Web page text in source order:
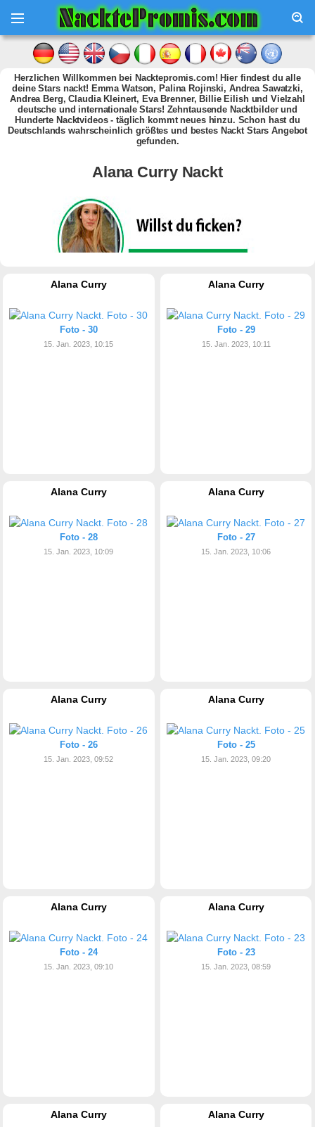
Herzlichen Willkommen bei Nacktepromis.com! Hier findest du alle
deine Stars nackt! Emma Watson, Palina Rojinski, Andrea Sawatzki,
Andrea Berg, Claudia Kleinert, Eva Brenner, Billie Eilish und Vielzahl
deutsche und internationale Stars! Zehntausende Nacktbilder und
Hunderte Nacktvideos - täglich kommt neues hinzu. Schon hast du
Deutschlands wahrscheinlich größtes und bestes Nackt Stars Angebot
gefunden.
Alana Curry Nackt
Alana Curry
Foto - 30
15. Jan. 2023, 10:15
Alana Curry
Foto - 29
15. Jan. 2023, 10:11
Alana Curry
Foto - 28
15. Jan. 2023, 10:09
Alana Curry
Foto - 27
15. Jan. 2023, 10:06
Alana Curry
Foto - 26
15. Jan. 2023, 09:52
Alana Curry
Foto - 25
15. Jan. 2023, 09:20
Alana Curry
Foto - 24
15. Jan. 2023, 09:10
Alana Curry
Foto - 23
15. Jan. 2023, 08:59
Alana Curry Alana Curry